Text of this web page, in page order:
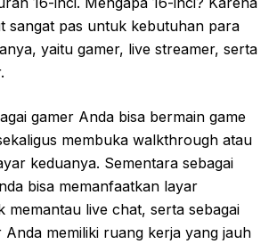
sangat pas untuk kebutuhan para
yaitu gamer, live streamer, serta
gamer Anda bisa bermain game
membuka walkthrough atau
keduanya. Sementara sebagai
bisa memanfaatkan layar
memantau live chat, serta sebagai
memiliki ruang kerja yang jauh